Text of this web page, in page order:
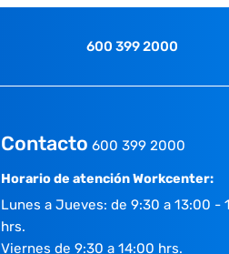
600 399 2000
Contacto 600 399 2000
Horario de atención Workcenter:
Lunes a Jueves: de 9:30 a 13:00 -
hrs.
Viernes de 9:30 a 14:00 hrs.